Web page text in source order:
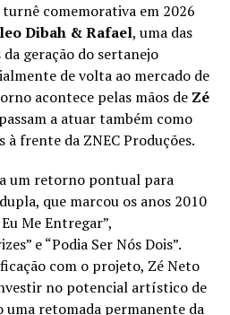
turnê comemorativa em 2026
Dibah & Rafael, uma das
geração do sertanejo
de volta ao mercado de
acontece pelas mãos de Zé
a atuar também como
à frente da ZNEC Produções.
um retorno pontual para
que marcou os anos 2010
Me Entregar”,
e “Podia Ser Nós Dois”.
com o projeto, Zé Neto
no potencial artístico de
uma retomada permanente da